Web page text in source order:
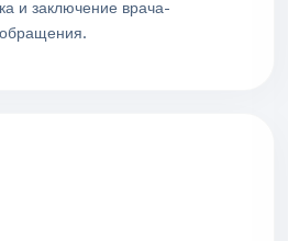
и заключение врача-
обращения.